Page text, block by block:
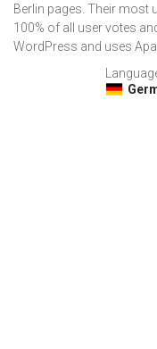
Berlin pages. Their most
100% of all user votes
WordPress and uses